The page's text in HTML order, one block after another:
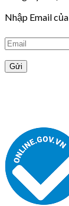
Nhập Email